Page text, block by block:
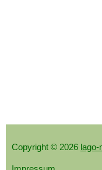
Copyright © 2026 lago-